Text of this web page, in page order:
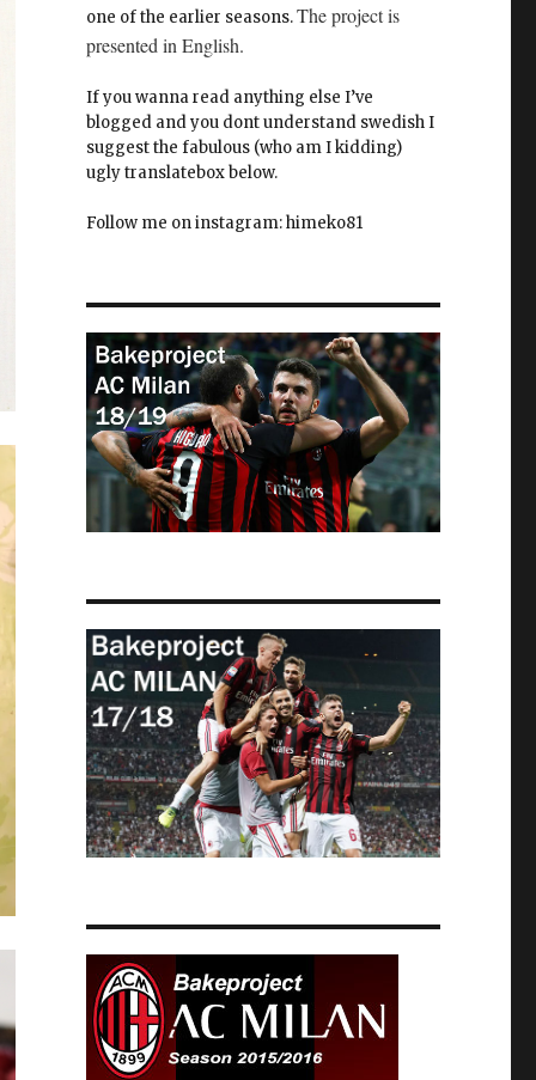
one of the earlier seasons.The project is
presented in English.
If you wanna read anything else I’ve
blogged and you dont understand swedish I
suggest the fabulous (who am I kidding)
ugly translatebox below.
Follow me on instagram: himeko81